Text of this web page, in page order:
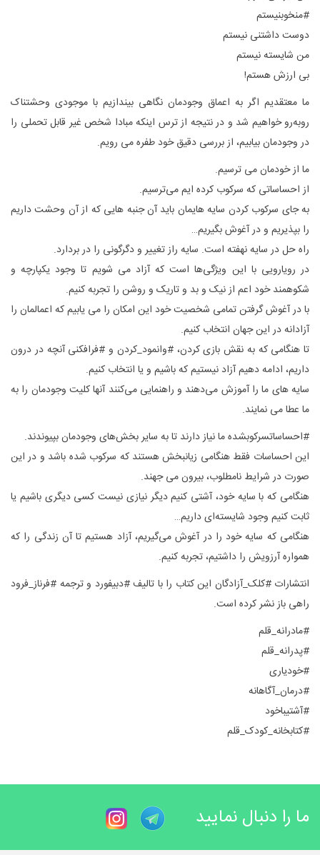
#منخوبنیستم
دوست داشتنی نیستم
من شایسته نیستم
بی ارزش هستم!
ما معتقدیم اگر به اعماق وجودمان نگاهی بیندازیم با موجودی وحشتناک
روبه‌رو خواهیم شد و در نتیجه از ترس اینکه مبادا شخص غیر قابل تحملی را
در وجودمان بیابیم، از بررسی دقیق خود طفره می رویم.
ما از خودمان می ترسیم.
از احساساتی که سرکوب کرده ایم می‌ترسیم.
به جای سرکوب کردن سایه هایمان باید آن جنبه هایی که از آن وحشت داریم
را بپذیریم و در آغوش بگیریم…
راه حل در سایه نهفته است. سایه راز تغییر و دگرگونی را در بردارد.
در رویارویی با این ویژگی‌ها است که آزاد می شویم تا وجود یکپارچه و
شکوهمند خود اعم از نیک و بد و تاریک و روشن را تجربه کنیم.
با در آغوش گرفتن تمامی شخصیت خود این امکان را می یابیم که اعمالمان را
آزادانه در این جهان انتخاب کنیم.
تا هنگامی که به نقش بازی کردن، #وانمود_کردن و #فرافکنی آنچه در درون
داریم، ادامه دهیم آزاد نیستیم که باشیم و یا انتخاب کنیم.
سایه های ما را آموزش می‌دهند و راهنمایی می‌کنند آنها کلیت وجودمان را به
ما عطا می نمایند.
#احساساتسرکوبشده ما نیاز دارند تا به سایر بخش‌های وجودمان بپیوندند.
این احساسات فقط هنگامی زیانبخش هستند که سرکوب شده باشد و در این
صورت در شرایط نامطلوب، بیرون می جهند.
هنگامی که با سایه خود، آشتی کنیم دیگر نیازی نیست کسی دیگری باشیم یا
ثابت کنیم وجود شایسته‌ای داریم…
هنگامی که سایه خود را در آغوش می‌گیریم، آزاد هستیم تا آن زندگی را که
همواره آرزویش را داشتیم، تجربه کنیم.
انتشارات #کلک_آزادگان این کتاب را با تالیف #دبیفورد و ترجمه #فرناز_فرود
راهی باز نشر کرده است.
#مادرانه_قلم
#پدرانه_قلم
#خودیاری
#درمان_آگاهانه
#آشتیباخود
#کتابخانه_کودک_قلم
ما را دنبال نمایید